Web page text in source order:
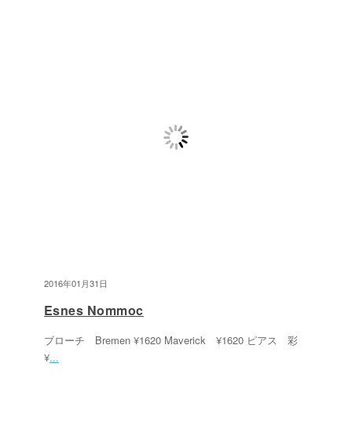
2016年01月31日
Esnes Nommoc
ブローチ Bremen ¥1620 Maverick ¥1620 ピアス 彩
¥...